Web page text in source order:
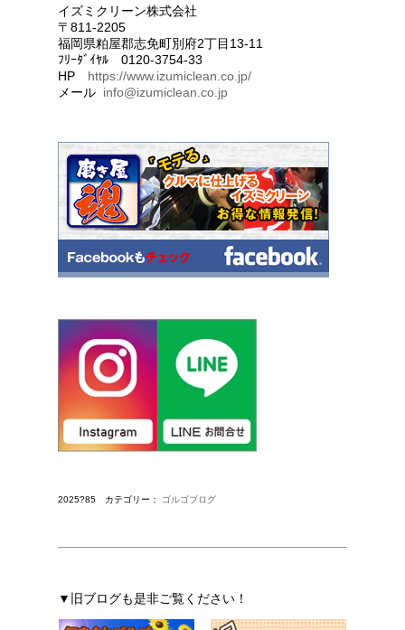
イズミクリーン株式会社
〒811-2205
福岡県粕屋郡志免町別府2丁目13-11
ﾌﾘｰﾀﾞｲﾔﾙ 0120-3754-33
HP https://www.izumiclean.co.jp/
メール info@izumiclean.co.jp
2025?85 カテゴリー： ゴルゴブログ
▼旧ブログも是非ご覧ください！